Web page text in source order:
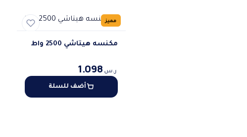
مميز
مكنسه هيتاشي 2500 واط
ر.س 1.098
أضف للسلة